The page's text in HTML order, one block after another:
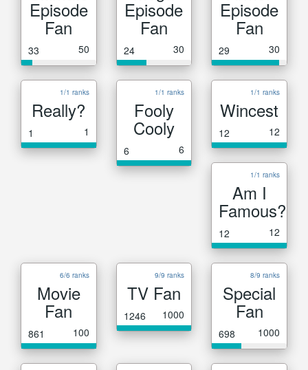
Episode
Fan
33 50
Episode
Fan
24 30
Episode
Fan
29 30
1/1 ranks
Really?
1 1
1/1 ranks
Fooly
Cooly
6 6
1/1 ranks
Wincest
12 12
1/1 ranks
Am I
Famous?
12 12
6/6 ranks
Movie
Fan
861 100
9/9 ranks
TV Fan
1246 1000
8/9 ranks
Special
Fan
698 1000